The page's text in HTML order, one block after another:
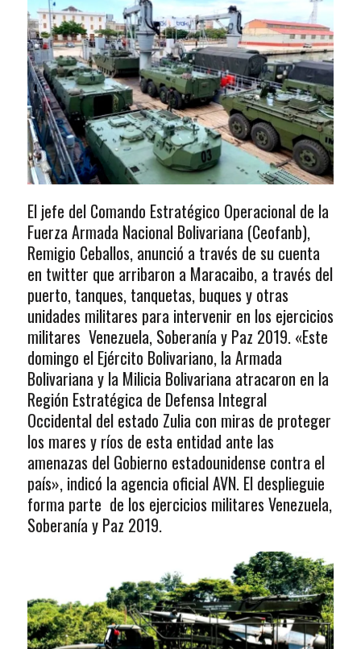
El jefe del Comando Estratégico Operacional de la
Fuerza Armada Nacional Bolivariana (Ceofanb),
Remigio Ceballos, anunció a través de su cuenta
en twitter que arribaron a Maracaibo, a través del
puerto, tanques, tanquetas, buques y otras
unidades militares para intervenir en los ejercicios
militares Venezuela, Soberanía y Paz 2019. «Este
domingo el Ejército Bolivariano, la Armada
Bolivariana y la Milicia Bolivariana atracaron en la
Región Estratégica de Defensa Integral
Occidental del estado Zulia con miras de proteger
los mares y ríos de esta entidad ante las
amenazas del Gobierno estadounidense contra el
país», indicó la agencia oficial AVN. El desplieguie
forma parte de los ejercicios militares Venezuela,
Soberanía y Paz 2019.